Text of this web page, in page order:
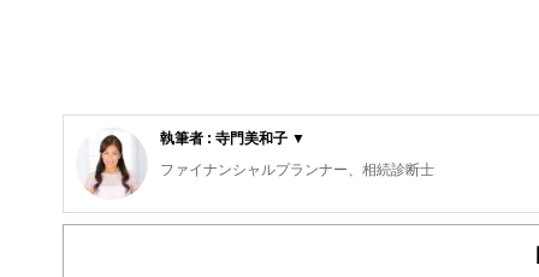
執筆者 : 寺門美和子 ▼
ファイナンシャルプランナー、相続診断士
公的保険アドバイザー／確定拠出年金相談ねっと認定FP
大手流通業界系のファッションビジネスを12年経験。ビ